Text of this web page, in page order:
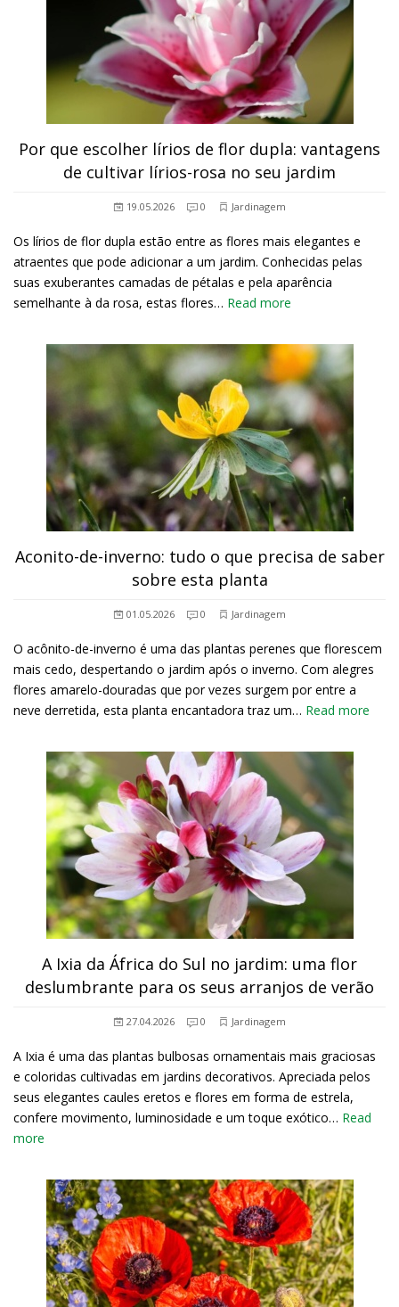
Por que escolher lírios de flor dupla: vantagens
de cultivar lírios-rosa no seu jardim
19.05.2026 0 Jardinagem
Os lírios de flor dupla estão entre as flores mais elegantes e
atraentes que pode adicionar a um jardim. Conhecidas pelas
suas exuberantes camadas de pétalas e pela aparência
semelhante à da rosa, estas flores… Read more
Aconito-de-inverno: tudo o que precisa de saber
sobre esta planta
01.05.2026 0 Jardinagem
O acônito-de-inverno é uma das plantas perenes que florescem
mais cedo, despertando o jardim após o inverno. Com alegres
flores amarelo-douradas que por vezes surgem por entre a
neve derretida, esta planta encantadora traz um… Read more
A Ixia da África do Sul no jardim: uma flor
deslumbrante para os seus arranjos de verão
27.04.2026 0 Jardinagem
A Ixia é uma das plantas bulbosas ornamentais mais graciosas
e coloridas cultivadas em jardins decorativos. Apreciada pelos
seus elegantes caules eretos e flores em forma de estrela,
confere movimento, luminosidade e um toque exótico… Read
more